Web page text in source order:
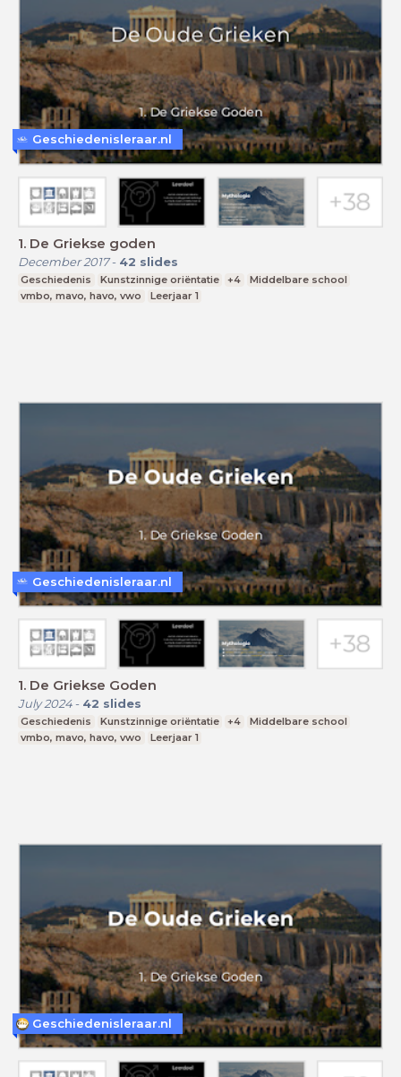
1. De Griekse goden
December 2017- 42 slides
Geschiedenis Kunstzinnige oriëntatie +4
Middelbare school
vmbo, mavo, havo, vwo
Leerjaar 1
Geschiedenisleraar.nl
1. De Griekse Goden
July 2024- 42 slides
Geschiedenis Kunstzinnige oriëntatie +4
Middelbare school
vmbo, mavo, havo, vwo
Leerjaar 1
Geschiedenisleraar.nl
Geschiedenisleraar.nl